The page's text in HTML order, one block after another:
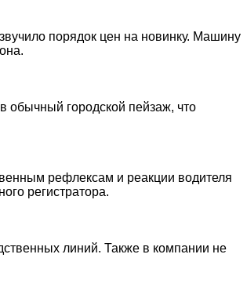
порядок цен на новинку. Машину
обычный городской пейзаж, что
рефлексам и реакции водителя
регистратора.
линий. Также в компании не